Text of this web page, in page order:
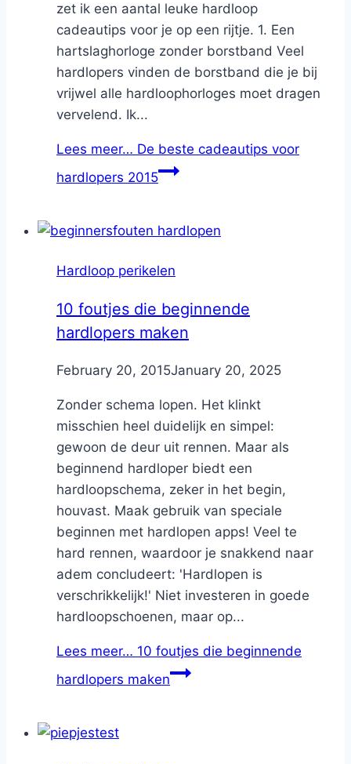
zet ik een aantal leuke hardloop
cadeautips voor je op een rijtje. 1. Een
hartslaghorloge zonder borstband Veel
hardlopers vinden de borstband die je bij
vrijwel alle hardloophorloges moet dragen
vervelend. Ik...
Lees meer… De beste cadeautips voor
hardlopers 2015
Hardloop perikelen
10 foutjes die beginnende
hardlopers maken
ByNicole
February 20, 2015January 20, 2025
Zonder schema lopen. Het klinkt
misschien heel duidelijk en simpel:
gewoon de deur uit rennen. Maar als
beginnend hardloper biedt een
hardloopschema, zeker in het begin,
houvast. Maak gebruik van speciale
beginnen met hardlopen apps! Veel te
hard rennen, waardoor je snakkend naar
adem concludeert: 'Hardlopen is
verschrikkelijk!' Niet investeren in goede
hardloopschoenen, maar op...
Lees meer… 10 foutjes die beginnende
hardlopers maken